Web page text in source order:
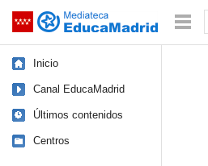
Saltar navegación
Inicio
Canal EducaMadrid
Últimos contenidos
Centros